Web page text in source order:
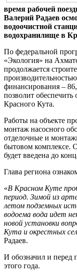
время рабочей
Валерий Радаев
водоочистной
водохранилище в
По федеральной
«Экология» на
продолжается
финансирования –
позволит
Красного Кута.
Работы на объекте
монтаж насосного
отделочные и
бытовом комплексе.
будет введена до
Глава региона
«В Красном Куте
период. Зимой из
летом подземных
водоема вода идет
новой установки
Кута и окрестных
Радаев.
И обозначил и перед
этого года.